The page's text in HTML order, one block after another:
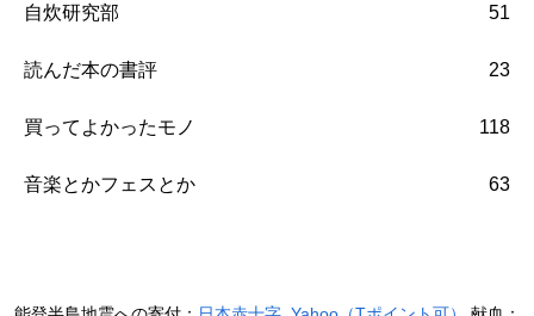
自炊研究部 51
読んだ本の書評 23
買ってよかったモノ 118
音楽とかフェスとか 63